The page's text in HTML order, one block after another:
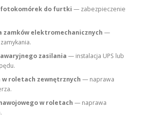
fotokomórek do furtki — zabezpieczenie
zamków elektromechanicznych —
zasilania — instalacja UPS lub
w roletach zewnętrznych — naprawa
w roletach — naprawa